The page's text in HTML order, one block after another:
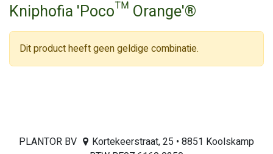
Kniphofia 'Poco™ Orange'®
Dit product heeft geen geldige combinatie.
PLANTOR BV
Kortekeerstraat, 25 • 8851 Koolskamp